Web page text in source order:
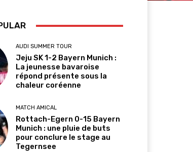
AUDI SUMMER TOUR
Jeju SK 1-2 Bayern Munich :
La jeunesse bavaroise
répond présente sous la
chaleur coréenne
MATCH AMICAL
Rottach-Egern 0-15 Bayern
Munich : une pluie de buts
pour conclure le stage au
Tegernsee